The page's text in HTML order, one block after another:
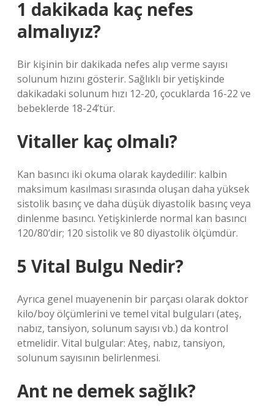
1 dakikada kaç nefes
almalıyız?
Bir kişinin bir dakikada nefes alıp verme sayısı
solunum hızını gösterir. Sağlıklı bir yetişkinde
dakikadaki solunum hızı 12-20, çocuklarda 16-22 ve
bebeklerde 18-24’tür.
Vitaller kaç olmalı?
Kan basıncı iki okuma olarak kaydedilir: kalbin
maksimum kasılması sırasında oluşan daha yüksek
sistolik basınç ve daha düşük diyastolik basınç veya
dinlenme basıncı. Yetişkinlerde normal kan basıncı
120/80’dir; 120 sistolik ve 80 diyastolik ölçümdür.
5 Vital Bulgu Nedir?
Ayrıca genel muayenenin bir parçası olarak doktor
kilo/boy ölçümlerini ve temel vital bulguları (ateş,
nabız, tansiyon, solunum sayısı vb.) da kontrol
etmelidir. Vital bulgular: Ateş, nabız, tansiyon,
solunum sayısının belirlenmesi.
Ant ne demek sağlık?